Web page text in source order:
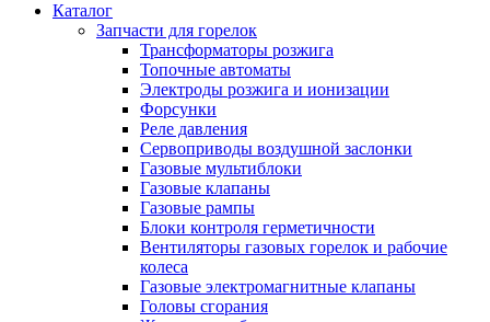
Каталог
Запчасти для горелок
Трансформаторы розжига
Топочные автоматы
Электроды розжига и ионизации
Форсунки
Реле давления
Сервоприводы воздушной заслонки
Газовые мультиблоки
Газовые клапаны
Газовые рампы
Блоки контроля герметичности
Вентиляторы газовых горелок и рабочие
колеса
Газовые электромагнитные клапаны
Головы сгорания